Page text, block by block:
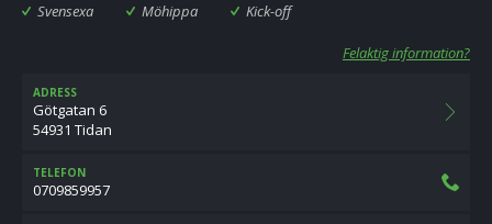
Svensexa Möhippa Kick-off
Felaktig information?
ADRESS
Götgatan 6
54931 Tidan
TELEFON
0709859957